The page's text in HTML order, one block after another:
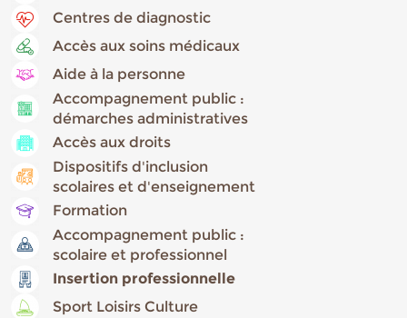
Centres de diagnostic
Accès aux soins médicaux
Aide à la personne
Accompagnement public :
démarches administratives
Accès aux droits
Dispositifs d'inclusion
scolaires et d'enseignement
Formation
Accompagnement public :
scolaire et professionnel
Insertion professionnelle
Sport Loisirs Culture